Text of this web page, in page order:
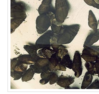
83
2007
년
월
14
2007
년
2